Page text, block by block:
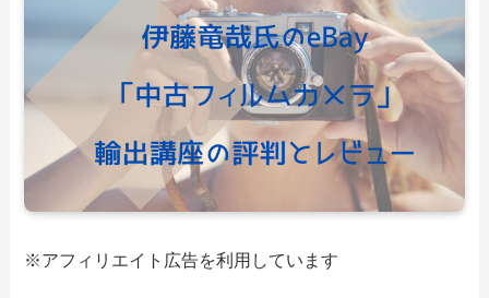
※アフィリエイト広告を利用しています